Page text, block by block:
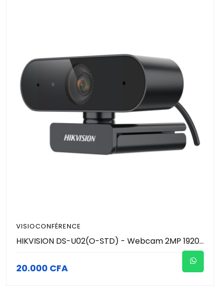
VISIOCONFÉRENCE
HIKVISION DS-U02(O-STD) - Webcam 2MP 1920 × 1080 resolution - Microphone intégré avec un son clair
20.000 CFA